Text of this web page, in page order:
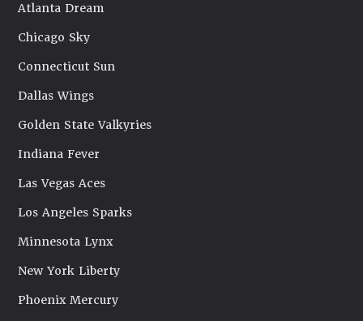
Atlanta Dream
Chicago Sky
Connecticut Sun
Dallas Wings
Golden State Valkyries
Indiana Fever
Las Vegas Aces
Los Angeles Sparks
Minnesota Lynx
New York Liberty
Phoenix Mercury